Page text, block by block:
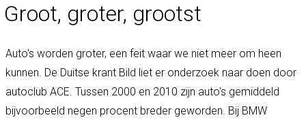
Groot, groter, grootst
Auto's worden groter, een feit waar we niet meer om heen
kunnen. De Duitse krant Bild liet er onderzoek naar doen door
autoclub ACE. Tussen 2000 en 2010 zijn auto's gemiddeld
bijvoorbeeld negen procent breder geworden. Bij BMW